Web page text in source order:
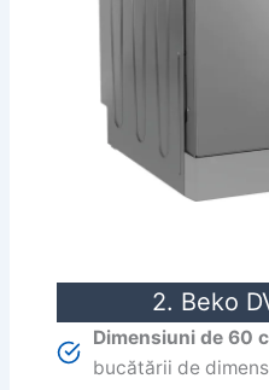
2. Beko
Dimensiuni de 60
bucătării de